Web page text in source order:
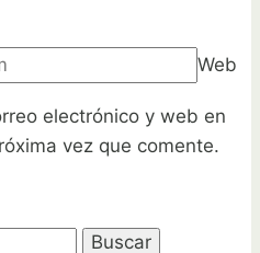
Web
electrónico y web en
vez que comente.